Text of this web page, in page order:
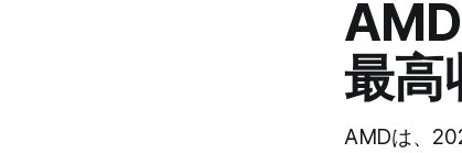
最高
AMDは、